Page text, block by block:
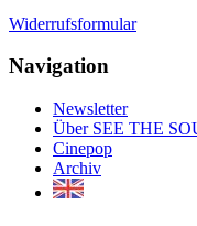
Widerrufsformular
Navigation
Newsletter
Über SEE THE
Cinepop
Archiv